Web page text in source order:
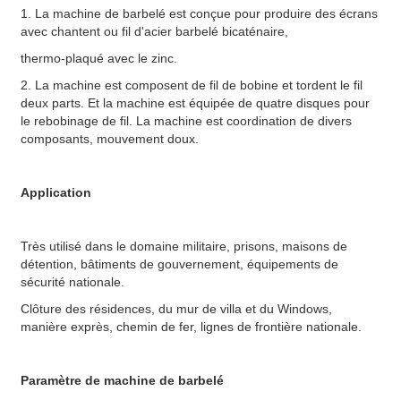
1. La machine de barbelé est conçue pour produire des écrans
avec chantent ou fil d'acier barbelé bicaténaire,
thermo-plaqué avec le zinc.
2. La machine est composent de fil de bobine et tordent le fil
deux parts. Et la machine est équipée de quatre disques pour
le rebobinage de fil. La machine est coordination de divers
composants, mouvement doux.
Application
Très utilisé dans le domaine militaire, prisons, maisons de
détention, bâtiments de gouvernement, équipements de
sécurité nationale.
Clôture des résidences, du mur de villa et du Windows,
manière exprès, chemin de fer, lignes de frontière nationale.
Paramètre de machine de barbelé